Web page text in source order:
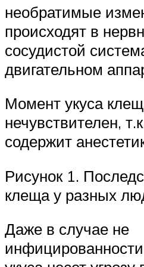
необратимые
происходят в
сосудистой
двигательном
Момент укуса
нечувствителен,
содержит
Рисунок 1.
клеща у разных
Даже в случае не